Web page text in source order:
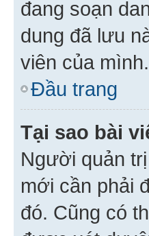
đang soạn
dung đã lưu
viên của mình.
Đầu trang
Tại sao bài
Người quản
mới cần phải
đó. Cũng có